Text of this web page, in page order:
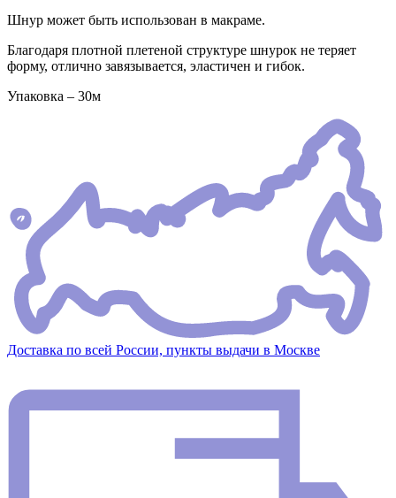
Шнур может быть использован в макраме.
Благодаря плотной плетеной структуре шнурок не теряет
форму, отлично завязывается, эластичен и гибок.
Упаковка – 30м
Доставка по всей России, пункты выдачи в Москве